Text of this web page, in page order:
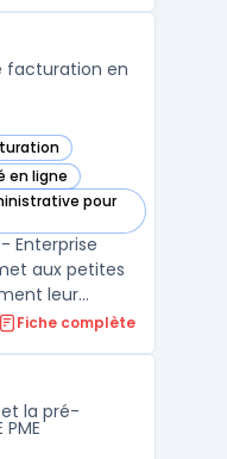
de la création
au s ...
facturation en
en ligne
pour
Enterprise
aux petites
leur
Il offre une
et la
Fiche complète
la pré-